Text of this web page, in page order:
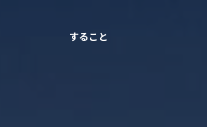
すること